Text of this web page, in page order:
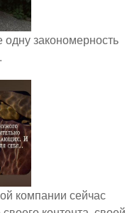
закономерность
компании сейчас